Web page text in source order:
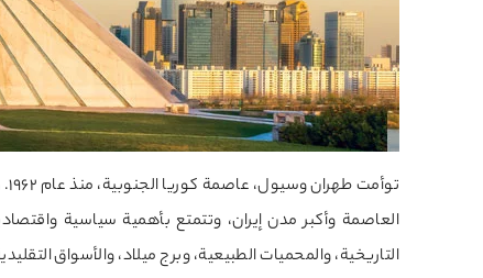
العاصمة وأكبر مدن إيران، وتتمتع بأهمية سياسية
التاريخية، والمحميات الطبيعية، وبرج ميلاد، والأسواق